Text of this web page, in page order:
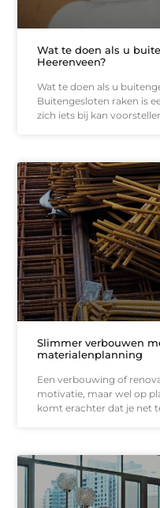
Wat te doen als u
Heerenveen?
Wat te doen als u
Buitengesloten raken is
zich iets bij kan
Slimmer verbouwen
materialenplanning
Een verbouwing of
motivatie, maar wel op
komt erachter dat je net